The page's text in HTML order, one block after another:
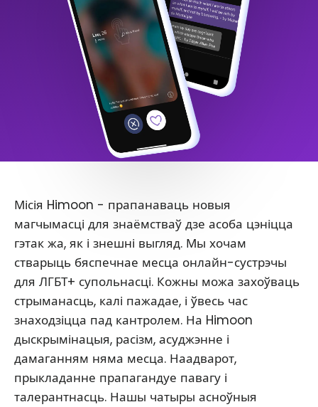
Місія Himoon - прапанаваць новыя
магчымасці для знаёмстваў дзе асоба цэніцца
гэтак жа, як і знешні выгляд. Мы хочам
стварыць бяспечнае месца онлайн-сустрэчы
для ЛГБТ+ супольнасці. Кожны можа захоўваць
стрыманасць, калі пажадае, і ўвесь час
знаходзіцца пад кантролем. На Himoon
дыскрымінацыя, расізм, асуджэнне і
дамаганням няма месца. Наадварот,
прыкладанне прапагандуе павагу і
талерантнасць. Нашы чатыры асноўныя